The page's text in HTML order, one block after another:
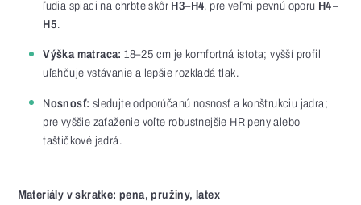
ľudia spiaci na chrbte skôrH3–H4, pre veľmi pevnú oporu H4–
H5.
Výška matraca: 18–25 cm je komfortná istota; vyšší profil
uľahčuje vstávanie a lepšie rozkladá tlak.
Nosnosť: sledujte odporúčanú nosnosť a konštrukciu jadra;
pre vyššie zaťaženie voľte robustnejšie HR peny alebo
taštičkové jadrá.
Materiály v skratke: pena, pružiny, latex